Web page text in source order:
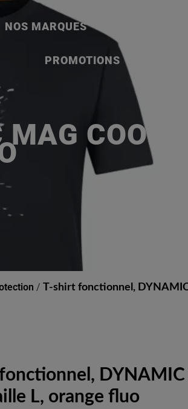
NOS MARQUES
PROMOTIONS
COOL,
/ T-shirt fonctionnel,
DYNAMIC
L, orange fluo